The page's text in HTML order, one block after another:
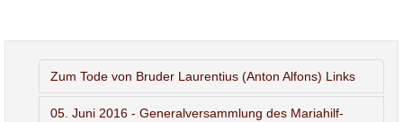
Zum Tode von Bruder Laurentius (Anton Alfons) Links
05. Juni 2016 - Generalversammlung des Mariahilf-